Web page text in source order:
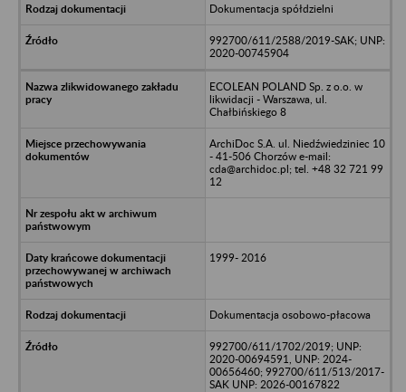
Dokumentacja spółdzielni
992700/611/2588/2019-SAK; UNP:
2020-00745904
ECOLEAN POLAND Sp. z o.o. w
likwidacji - Warszawa, ul.
Chałbińskiego 8
ArchiDoc S.A. ul. Niedźwiedziniec 10
- 41-506 Chorzów e-mail:
cda@archidoc.pl; tel. +48 32 721 99
12
1999- 2016
Dokumentacja osobowo-płacowa
992700/611/1702/2019; UNP:
2020-00694591, UNP: 2024-
00656460; 992700/611/513/2017-
SAK UNP: 2026-00167822